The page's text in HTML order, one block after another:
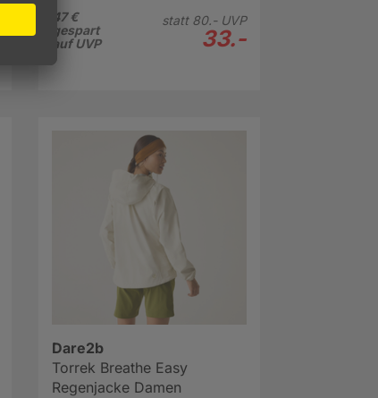
47 €
gespart
auf UVP
statt 80.-UVP
33.-
Dare2b
Torrek Breathe Easy
Regenjacke Damen